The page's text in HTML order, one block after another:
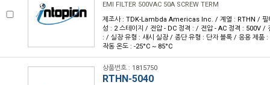
EMI FILTER 500VAC 50A SCREW TERM
제조사 : TDK-Lambda Americas Inc. / 계열 : RTHN / 필
성 : 2 스테이지 / 전압 - DC 정격 : / 전압 - AC 정격 : 500V /
: / 실장 유형 : 섀시 실장 / 종단 유형 : 단자 블록 / 응용 제품
작동 온도 : -25°C ~ 85°C
상품번호 : 1815750
RTHN-5040